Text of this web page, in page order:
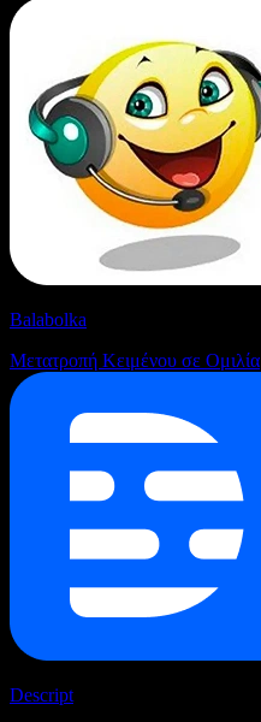
Balabolka
Μετατροπή Κειμένου σε Ομιλία
Descript